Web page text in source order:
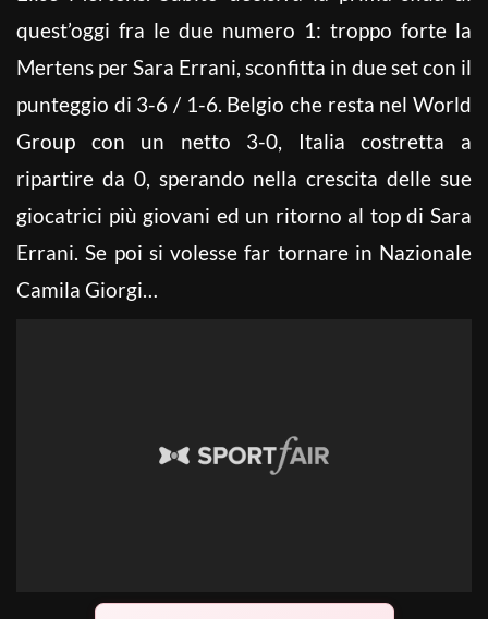
quest’oggi fra le due numero 1: troppo forte la
Mertens per Sara Errani, sconfitta in due set con il
punteggio di 3-6 / 1-6. Belgio che resta nel World
Group con un netto 3-0, Italia costretta a
ripartire da 0, sperando nella crescita delle sue
giocatrici più giovani ed un ritorno al top di Sara
Errani. Se poi si volesse far tornare in Nazionale
Camila Giorgi…